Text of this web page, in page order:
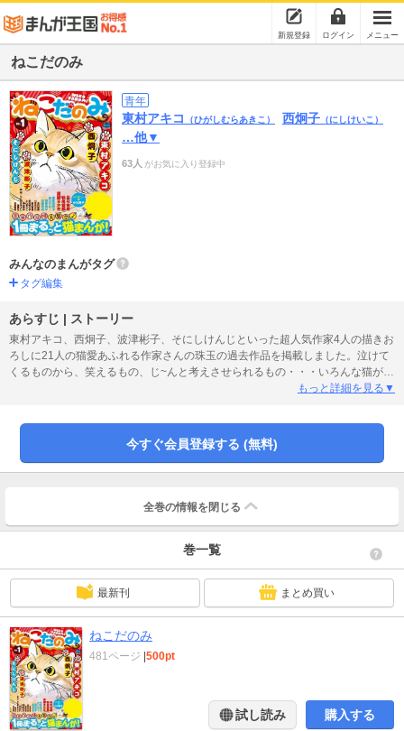
新規登録 ログイン メニュー
ねこだのみ
青年
東村アキコ （ひがしむらあきこ） 西炯子 （にしけいこ）
…他▼
63人 がお気に入り登録中
みんなのまんがタグ
タグ編集
あらすじ | ストーリー
東村アキコ、西炯子、波津彬子、そにしけんじといった超人気作家4人の描きお
ろしに21人の猫愛あふれる作家さんの珠玉の過去作品を掲載しました。泣けて
くるものから、笑えるもの、じ~んと考えさせられるもの・・・いろんな猫が集
まってきました。時代も、性別も越えた『猫愛』だけで成り立っている1冊で
まれないコンテンツがあります。予めご了承ください。
もっと詳細を見る▼
今すぐ会員登録する (無料)
全巻の情報を 閉じる
巻一覧
最新刊 まとめ買い
ねこだのみ
481ページ 500pt
試し読み 購入する